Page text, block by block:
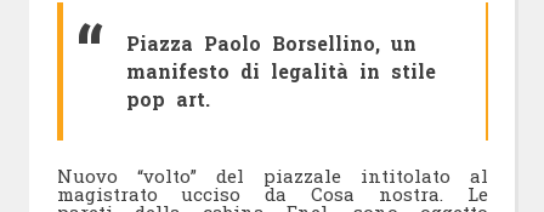
Piazza Paolo Borsellino, un
manifesto di legalità in stile
pop art.
Nuovo “volto” del piazzale intitolato al
magistrato ucciso da Cosa nostra. Le